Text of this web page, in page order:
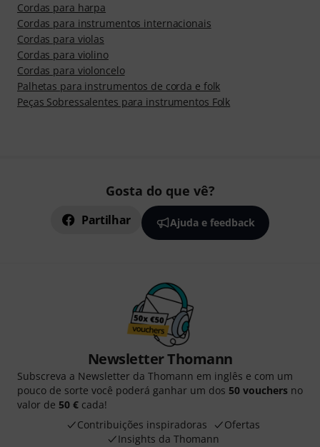
Cordas para harpa
Cordas para instrumentos internacionais
Cordas para violas
Cordas para violino
Cordas para violoncelo
Palhetas para instrumentos de corda e folk
Peças Sobressalentes para instrumentos Folk
Gosta do que vê?
Partilhar Ajuda e feedback
Newsletter Thomann
Subscreva a Newsletter da Thomann em inglês e com um
pouco de sorte você poderá ganhar um dos 50 vouchers no
valor de 50 € cada!
Contribuições inspiradoras
Ofertas
Insights da Thomann